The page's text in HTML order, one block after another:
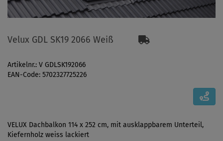
Velux GDL SK19 2066 Weiß
Artikelnr.: V GDLSK192066
EAN-Code: 5702327725226
VELUX Dachbalkon 114 x 252 cm, mit ausklappbarem Unterteil,
Kiefernholz weiss lackiert